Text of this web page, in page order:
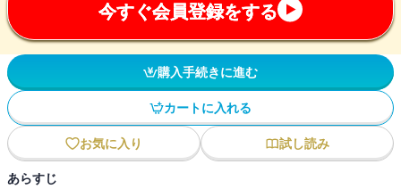
今すぐ会員登録をする
購入手続きに進む
カートに入れる
お気に入り 試し読み
あらすじ